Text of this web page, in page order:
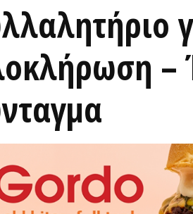
–